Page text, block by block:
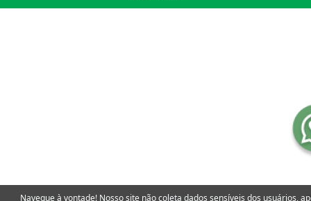
Navegue à vontade! Nosso site não coleta dados sensíveis dos usuários,